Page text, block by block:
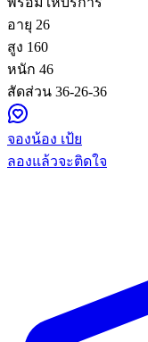
อายุ 26
สูง 160
หนัก 46
สัดส่วน 36-26-36
จองน้อง เป้ย
ลองแล้วจะติดใจ